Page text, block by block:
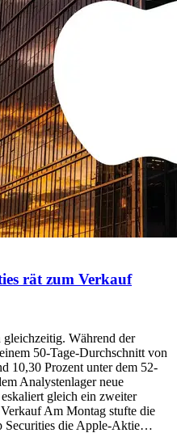
rät zum Verkauf
Während der
50-Tage-Durchschnitt von
10,30 Prozent unter dem 52-
Analystenlager neue
gleich ein zweiter
Am Montag stufte die
Securities die Apple-Aktie…